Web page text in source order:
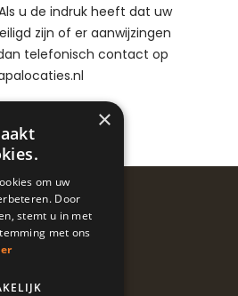
u de indruk heeft dat uw
zijn of er aanwijzingen
telefonisch contact op
×
om uw
Door
stemt u in met
met ons